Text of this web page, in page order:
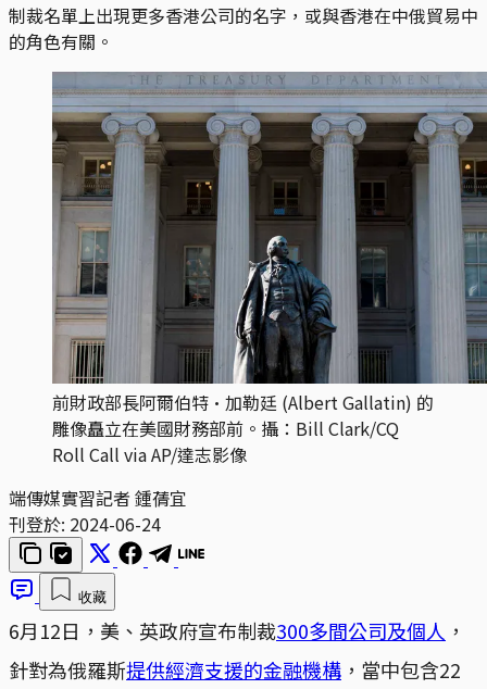
制裁名單上出現更多香港公司的名字，或與香港在中俄貿易中
的角色有關。
前財政部長阿爾伯特·加勒廷 (Albert Gallatin) 的
雕像矗立在美國財務部前。攝：Bill Clark/CQ
Roll Call via AP/達志影像
端傳媒實習記者 鍾蒨宜
刊登於: 2024-06-24
收藏
6月12日，美、英政府宣布制裁300多間公司及個人 ，
針對為俄羅斯提供經濟支援的金融機構 ，當中包含22